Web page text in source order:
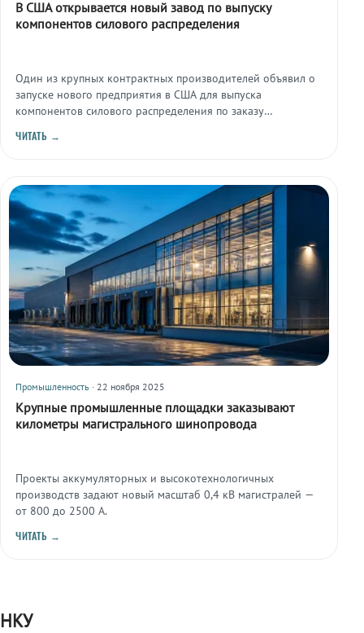
В США открывается новый завод по выпуску
компонентов силового распределения
Один из крупных контрактных производителей объявил о
запуске нового предприятия в США для выпуска
компонентов силового распределения по заказу
ЧИТАТЬ →
Промышленность · 22 ноября 2025
Крупные промышленные площадки заказывают
километры магистрального шинопровода
Проекты аккумуляторных и высокотехнологичных
производств задают новый масштаб 0,4 кВ магистралей —
от 800 до 2500 А.
ЧИТАТЬ →
НКУ